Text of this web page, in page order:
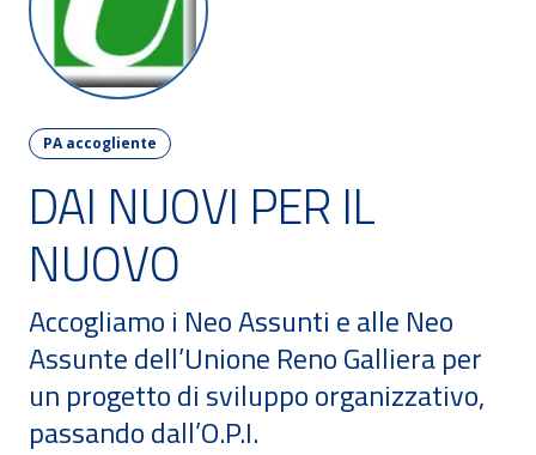
PA accogliente
DAI NUOVI PER IL
NUOVO
Accogliamo i Neo Assunti e alle Neo
Assunte dell’Unione Reno Galliera per
un progetto di sviluppo organizzativo,
passando dall’O.P.I.